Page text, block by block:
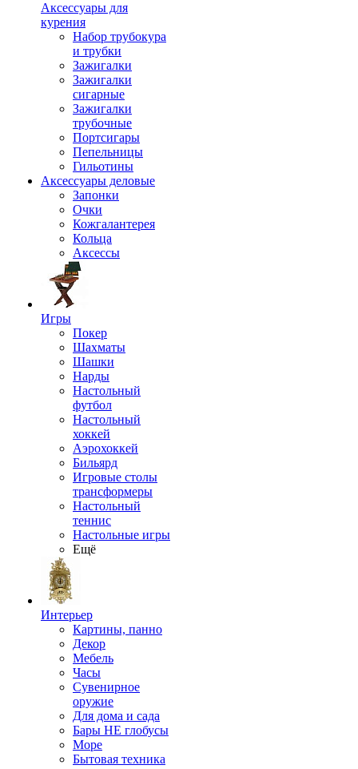
Аксессуары для
курения
Набор трубокура
и трубки
Зажигалки
Зажигалки
сигарные
Зажигалки
трубочные
Портсигары
Пепельницы
Гильотины
Аксессуары деловые
Запонки
Очки
Кожгалантерея
Кольца
Аксессы
Игры
Покер
Шахматы
Шашки
Нарды
Настольный
футбол
Настольный
хоккей
Аэрохоккей
Бильярд
Игровые столы
трансформеры
Настольный
теннис
Настольные игры
Ещё
Интерьер
Картины, панно
Декор
Мебель
Часы
Сувенирное
оружие
Для дома и сада
Бары НЕ глобусы
Море
Бытовая техника